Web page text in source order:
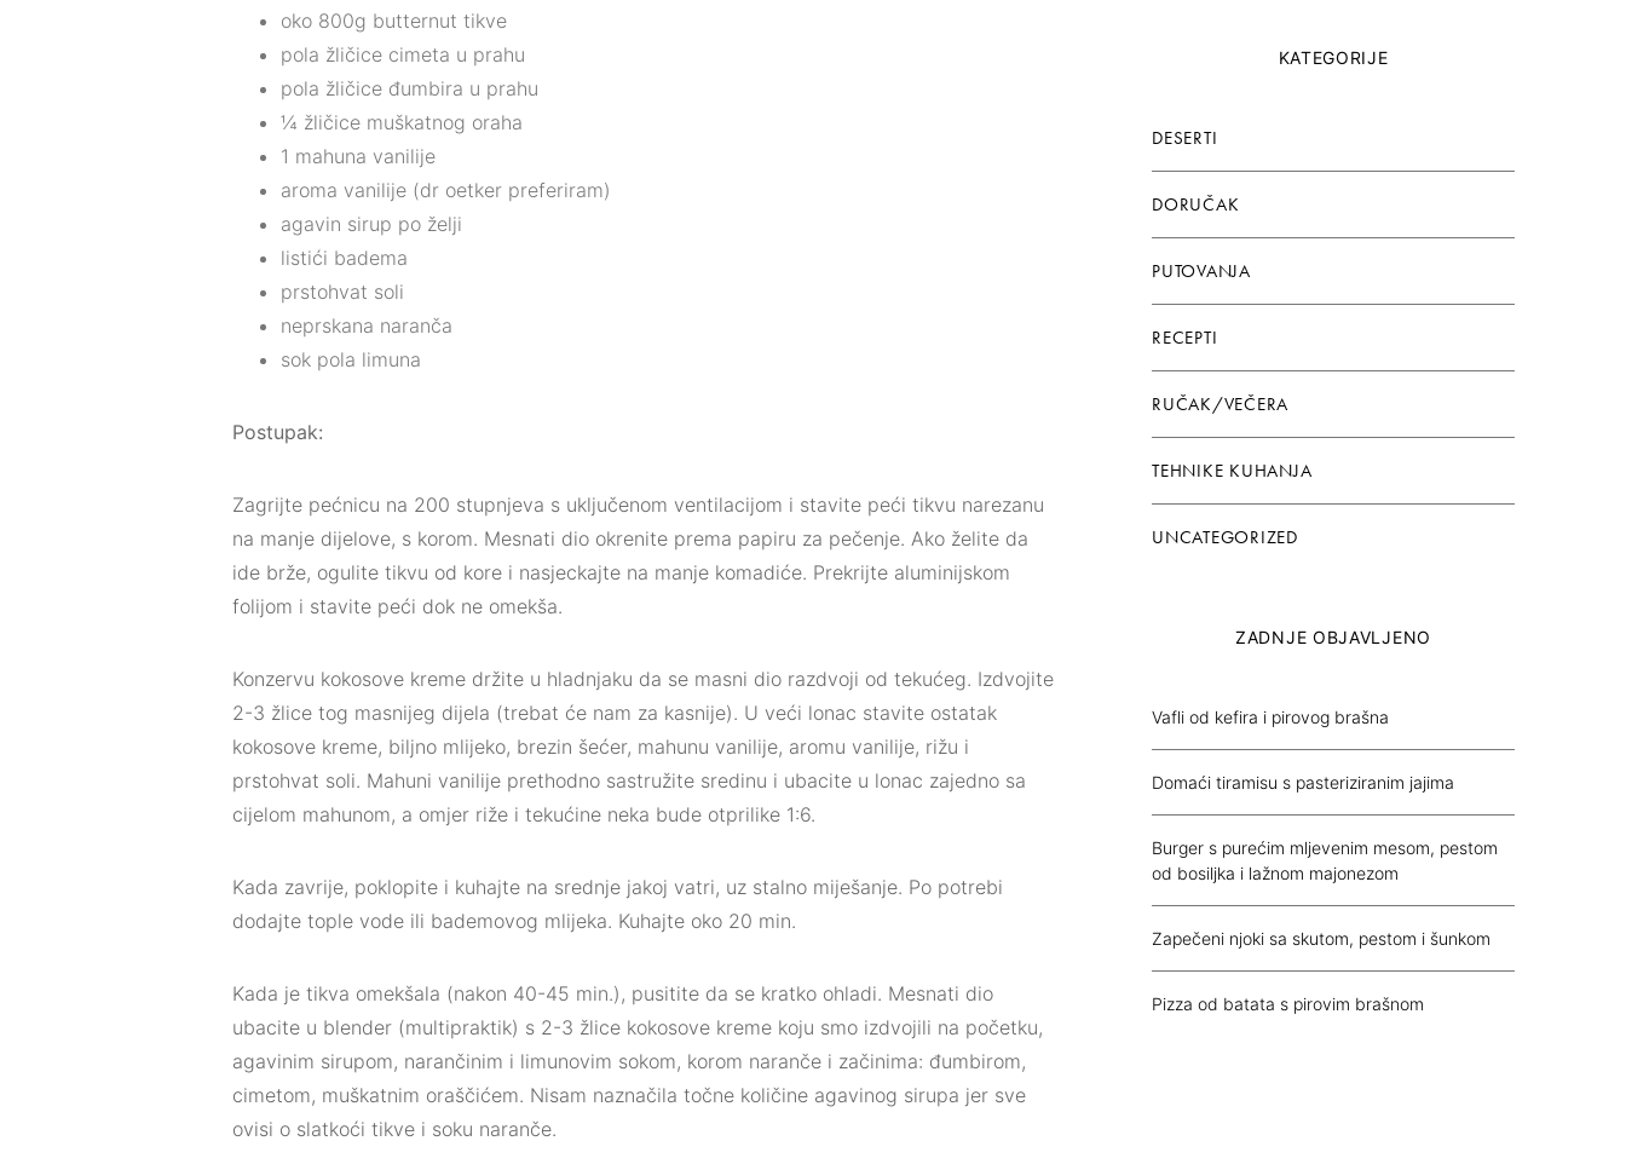
oko 800g butternut tikve
pola žličice cimeta u prahu
pola žličice đumbira u prahu
¼ žličice muškatnog oraha
1 mahuna vanilije
aroma vanilije (dr oetker preferiram)
agavin sirup po želji
listići badema
prstohvat soli
neprskana naranča
sok pola limuna
Postupak:
Zagrijte pećnicu na 200 stupnjeva s uključenom ventilacijom i stavite peći tikvu narezanu
na manje dijelove, s korom. Mesnati dio okrenite prema papiru za pečenje. Ako želite da
ide brže, ogulite tikvu od kore i nasjeckajte na manje komadiće. Prekrijte aluminijskom
folijom i stavite peći dok ne omekša.
Konzervu kokosove kreme držite u hladnjaku da se masni dio razdvoji od tekućeg. Izdvojite
2-3 žlice tog masnijeg dijela (trebat će nam za kasnije). U veći lonac stavite ostatak
kokosove kreme, biljno mlijeko, brezin šećer, mahunu vanilije, aromu vanilije, rižu i
prstohvat soli. Mahuni vanilije prethodno sastružite sredinu i ubacite u lonac zajedno sa
cijelom mahunom, a omjer riže i tekućine neka bude otprilike 1:6.
Kada zavrije, poklopite i kuhajte na srednje jakoj vatri, uz stalno miješanje. Po potrebi
dodajte tople vode ili bademovog mlijeka. Kuhajte oko 20 min.
Kada je tikva omekšala (nakon 40-45 min.), pusitite da se kratko ohladi. Mesnati dio
ubacite u blender (multipraktik) s 2-3 žlice kokosove kreme koju smo izdvojili na početku,
agavinim sirupom, narančinim i limunovim sokom, korom naranče i začinima: đumbirom,
cimetom, muškatnim oraščićem. Nisam naznačila točne količine agavinog sirupa jer sve
ovisi o slatkoći tikve i soku naranče.
KATEGORIJE
DESERTI
DORUČAK
PUTOVANJA
RECEPTI
RUČAK/VEČERA
TEHNIKE KUHANJA
UNCATEGORIZED
ZADNJE OBJAVLJENO
Vafli od kefira i pirovog brašna
Domaći tiramisu s pasteriziranim jajima
Burger s purećim mljevenim mesom, pestom
od bosiljka i lažnom majonezom
Zapečeni njoki sa skutom, pestom i šunkom
Pizza od batata s pirovim brašnom